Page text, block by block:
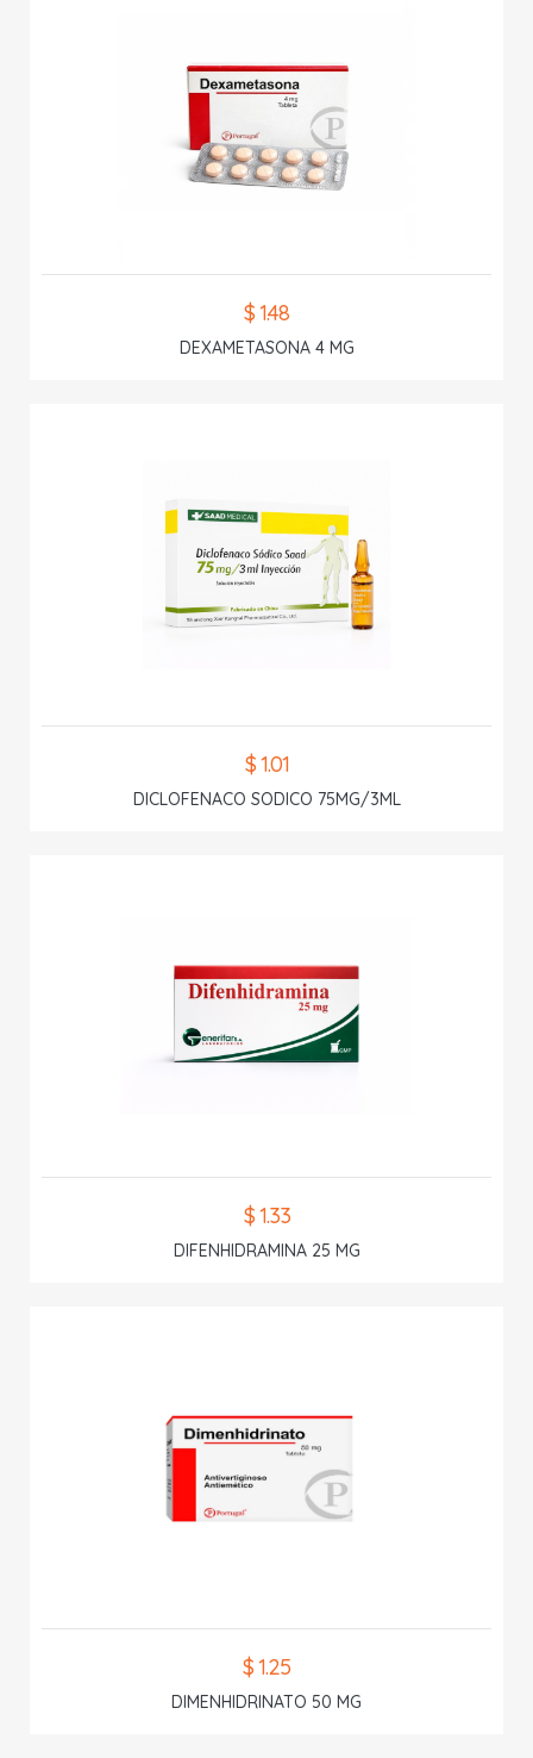
$ 1.48
DEXAMETASONA 4 MG
$ 1.01
DICLOFENACO SODICO 75MG/3ML
$ 1.33
DIFENHIDRAMINA 25 MG
$ 1.25
DIMENHIDRINATO 50 MG